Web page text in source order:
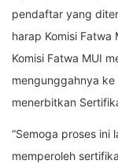
pendaftar yang
harap Komisi
Komisi Fatwa MUI
mengunggahnya ke
menerbitkan
“Semoga proses ini
memperoleh